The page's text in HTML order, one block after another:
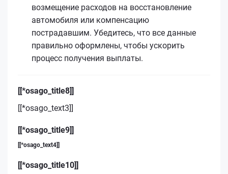
возмещение расходов на восстановление
автомобиля или компенсацию
пострадавшим. Убедитесь, что все данные
правильно оформлены, чтобы ускорить
процесс получения выплаты.
[[*osago_title8]]
[[*osago_text3]]
[[*osago_title9]]
[[*osago_text4]]
[[*osago_title10]]